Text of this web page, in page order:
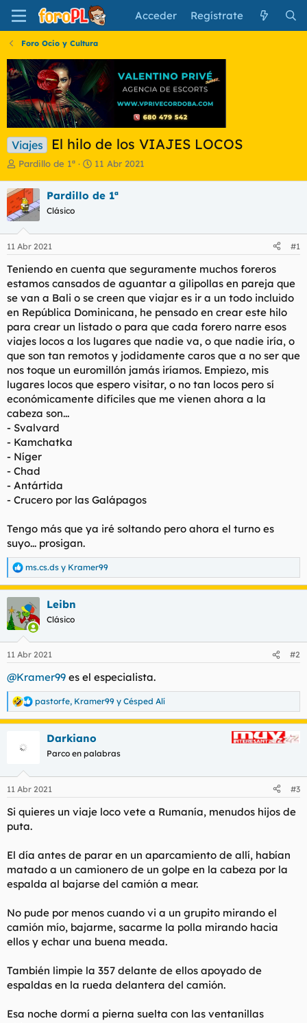
Acceder Regístrate
Foro Ocio y Cultura
Viajes El hilo de los VIAJES LOCOS
I
i
c
i
a
d
o
d
e
t
e
m
a
Pardillo de 1ª
F
h
e
i
c
o
11 Abr 2021
Pardillo de 1ª
Clásico
11 Abr 2021 #1
Teniendo en cuenta que seguramente muchos foreros
estamos cansados de aguantar a gilipollas en pareja que
se van a Bali o se creen que viajar es ir a un todo incluido
en República Dominicana, he pensado en crear este hilo
para crear un listado o para que cada forero narre esos
viajes locos a los lugares que nadie va, o que nadie iría, o
que son tan remotos y jodidamente caros que a no ser que
nos toque un euromillón jamás iríamos. Empiezo, mis
lugares locos que espero visitar, o no tan locos pero sí
económicamente difíciles que me vienen ahora a la
cabeza son...
- Svalvard
- Kamchatka
- Níger
- Chad
- Antártida
- Crucero por las Galápagos
Tengo más que ya iré soltando pero ahora el turno es
suyo... prosigan.
R
e
a
c
c
i
e
:
ms.cs.ds y Kramer99
Leibn
Clásico
11 Abr 2021 #2
@Kramer99 es el especialista.
R
e
a
e
:
pastorfe, Kramer99 y Césped Alí
Darkiano
Parco en palabras
11 Abr 2021 #3
Si quieres un viaje loco vete a Rumanía, menudos hijos de
puta.
El día antes de parar en un aparcamiento de allí, habían
matado a un camionero de un golpe en la cabeza por la
espalda al bajarse del camión a mear.
No pude por menos cuando vi a un grupito mirando el
camión mío, bajarme, sacarme la polla mirando hacia
ellos y echar una buena meada.
También limpie la 357 delante de ellos apoyado de
espaldas en la rueda delantera del camión.
Esa noche dormí a pierna suelta con las ventanillas